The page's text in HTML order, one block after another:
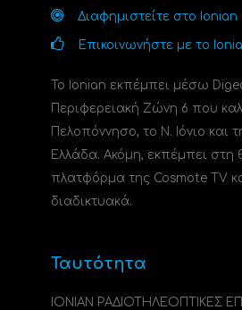
Διαφημιστείτε στο Ionian
Επικοινωνήστε με το
Το Ionian εκπέμπει μέσω
Περιφερειακή Ζώνη 6 που
Πελοπόννησο, το N. Ιόνιο και
Ελλάδα. Ακόμη, εκπέμπει στη
πλατφόρμα της Cosmote TV
διαδικτυακά.
Ταυτότητα
ΙΟΝΙΑΝ ΡΑΔΙΟΤΗΛΕΟΠΤΙΚΕΣ